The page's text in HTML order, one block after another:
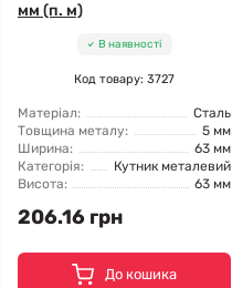
мм (п. м)
В наявності
Код товару: 3727
Матеріал:
Сталь
Товщина металу:
5 мм
Ширина:
63 мм
Категорія:
Кутник металевий
Висота:
63 мм
206.16 грн
До кошика